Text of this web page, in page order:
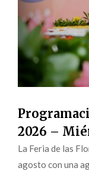
2026 –
La Feria de las
agosto con una